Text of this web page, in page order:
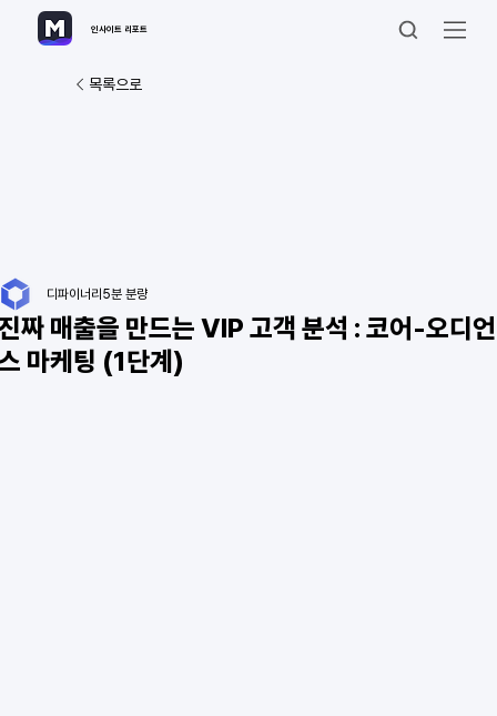
인사이트 리포트
목록으로
짜 매출을 만드는 VIP 고객 분석 : 코어-오디언
마케팅 (1단계)
디파이너리5분 분량